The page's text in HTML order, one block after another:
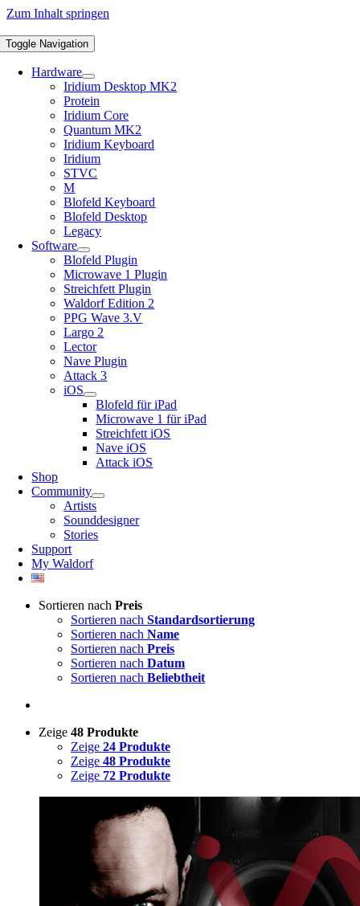
Zum Inhalt springen
Toggle Navigation
Hardware
Iridium Desktop MK2
Protein
Iridium Core
Quantum MK2
Iridium Keyboard
Iridium
STVC
M
Blofeld Keyboard
Blofeld Desktop
Legacy
Software
Blofeld Plugin
Microwave 1 Plugin
Streichfett Plugin
Waldorf Edition 2
PPG Wave 3.V
Largo 2
Lector
Nave Plugin
Attack 3
iOS
Blofeld für iPad
Microwave 1 für iPad
Streichfett iOS
Nave iOS
Attack iOS
Shop
Community
Artists
Sounddesigner
Stories
Support
My Waldorf
Sortieren nach Preis
Sortieren nach Standardsortierung
Sortieren nach Name
Sortieren nach Preis
Sortieren nach Datum
Sortieren nach Beliebtheit
Zeige 48 Produkte
Zeige 24 Produkte
Zeige 48 Produkte
Zeige 72 Produkte